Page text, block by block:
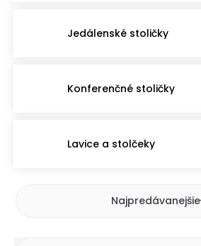
Jedálenské stoličky
Konferenčné stoličky
Lavice a stolčeky
Najpredávanejšie